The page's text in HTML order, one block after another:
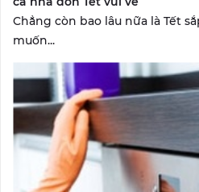
Chẳng còn bao lâu nữa là Tết
muốn...